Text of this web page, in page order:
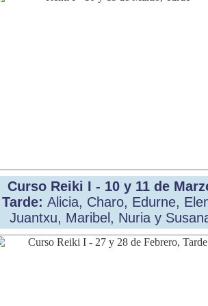
Curso Reiki I - 10 y 11 de
Tarde: Alicia, Charo, Edurne,
Juantxu, Maribel, Nuria y